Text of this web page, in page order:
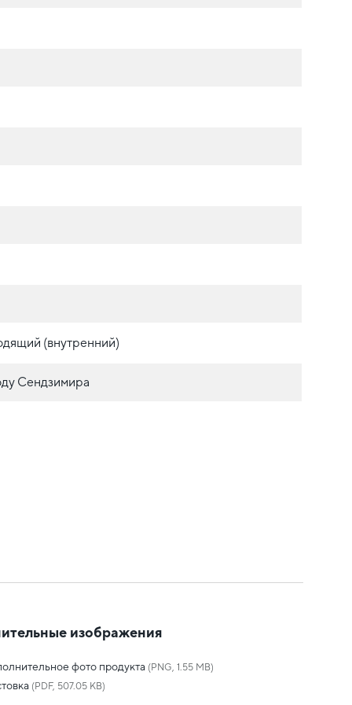
(внутренний)
Сендзимира
изображения
фото продукта (PNG, 1.55 MB)
(PDF, 507.05 KB)